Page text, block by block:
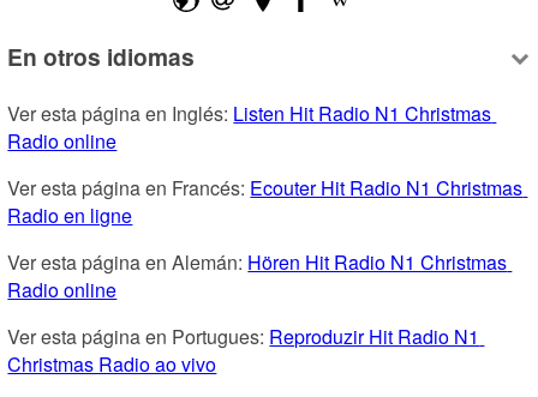
En otros idiomas
Ver esta página en Inglés: Listen Hit Radio N1 Christmas
Radio online
Ver esta página en Francés: Ecouter Hit Radio N1 Christmas
Radio en ligne
Ver esta página en Alemán: Hören Hit Radio N1 Christmas
Radio online
Ver esta página en Portugues: Reproduzir Hit Radio N1
Christmas Radio ao vivo